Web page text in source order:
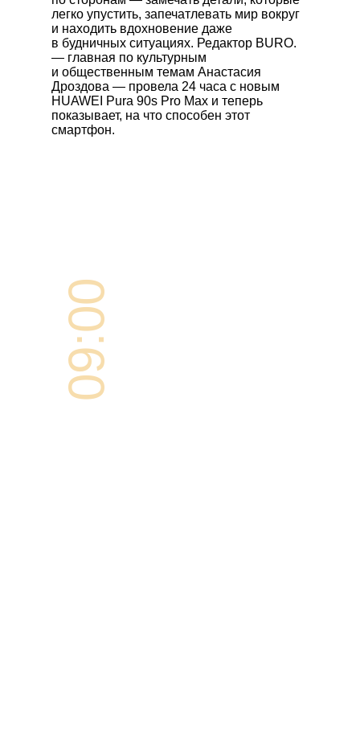
легко упустить, запечатлевать мир вокруг
и находить вдохновение даже
в будничных ситуациях. Редактор BURO.
— главная по культурным
и общественным темам Анастасия
Дроздова — провела 24 часа с новым
HUAWEI Pura 90s Pro Max и теперь
показывает, на что способен этот
смартфон.
09:00